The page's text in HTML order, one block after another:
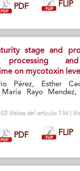
PDF FLIP
stage and
processing
on mycotoxin
Pérez, Esther
María Rayo
Visitas del artículo 136 |
PDF FLIP